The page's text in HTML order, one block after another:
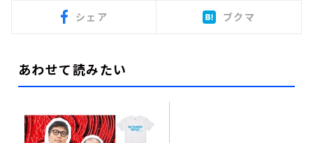
シェア ブクマ
あわせて読みたい